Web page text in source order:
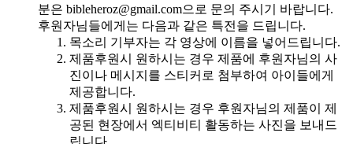
분은 bibleheroz@gmail.com으로 문의 주시기 바랍니다.
후원자님들에게는 다음과 같은 특전을 드립니다.
목소리 기부자는 각 영상에 이름을 넣어드립니다.
제품후원시 원하시는 경우 제품에 후원자님의 사
진이나 메시지를 스티커로 첨부하여 아이들에게
제공합니다.
제품후원시 원하시는 경우 후원자님의 제품이 제
공된 현장에서 엑티비티 활동하는 사진을 보내드
립니다.